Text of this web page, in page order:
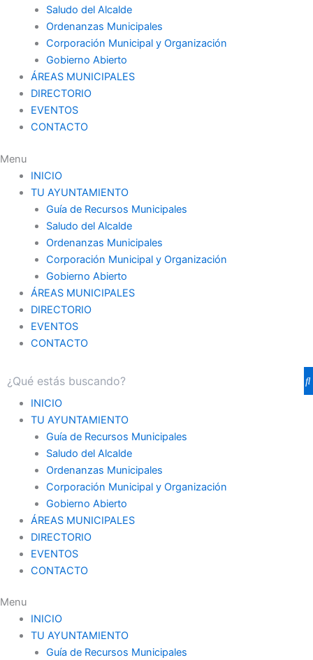
Saludo del Alcalde
Ordenanzas Municipales
Corporación Municipal y Organización
Gobierno Abierto
ÁREAS MUNICIPALES
DIRECTORIO
EVENTOS
CONTACTO
Menu
INICIO
TU AYUNTAMIENTO
Guía de Recursos Municipales
Saludo del Alcalde
Ordenanzas Municipales
Corporación Municipal y Organización
Gobierno Abierto
ÁREAS MUNICIPALES
DIRECTORIO
EVENTOS
CONTACTO
INICIO
TU AYUNTAMIENTO
Guía de Recursos Municipales
Saludo del Alcalde
Ordenanzas Municipales
Corporación Municipal y Organización
Gobierno Abierto
ÁREAS MUNICIPALES
DIRECTORIO
EVENTOS
CONTACTO
Menu
INICIO
TU AYUNTAMIENTO
Guía de Recursos Municipales